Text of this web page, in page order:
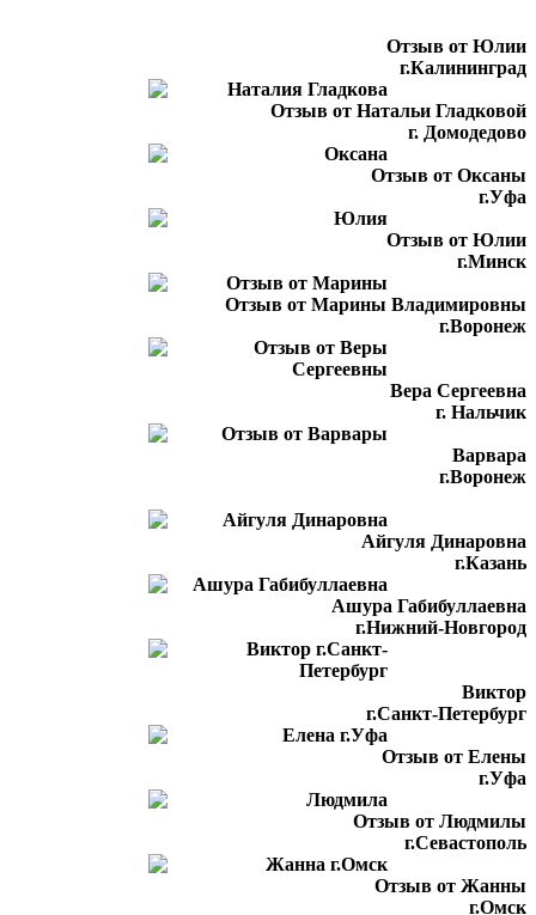
Отзыв от Юлии
г.Калининград
Отзыв от Натальи Гладковой
г. Домодедово
Отзыв от Оксаны
г.Уфа
Отзыв от Юлии
г.Минск
Отзыв от Марины Владимировны
г.Воронеж
Вера Сергеевна
г. Нальчик
Варвара
г.Воронеж
Айгуля Динаровна
г.Казань
Ашура Габибуллаевна
г.Нижний-Новгород
Виктор
г.Санкт-Петербург
Отзыв от Елены
г.Уфа
Отзыв от Людмилы
г.Севастополь
Отзыв от Жанны
г.Омск